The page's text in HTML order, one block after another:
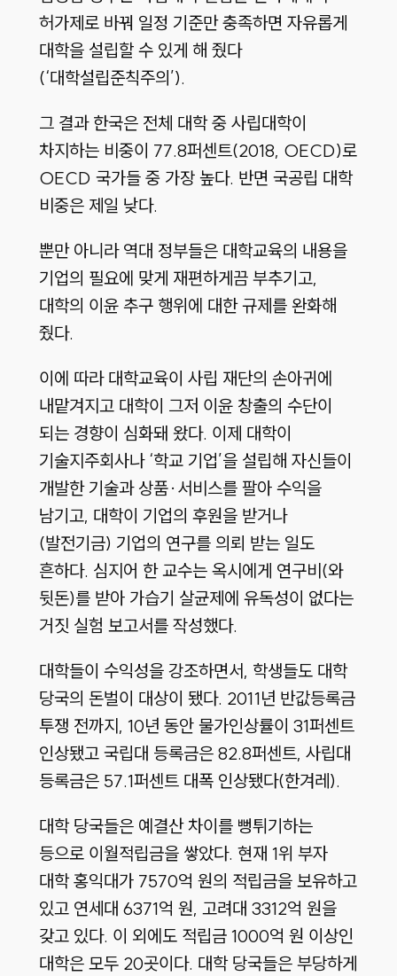
허가제로 바꿔 일정 기준만 충족하면 자유롭게
대학을 설립할 수 있게 해 줬다
(‘대학설립준칙주의’).
그 결과 한국은 전체 대학 중 사립대학이
차지하는 비중이 77.8퍼센트(2018, OECD)로
OECD 국가들 중 가장 높다. 반면 국공립 대학
비중은 제일 낮다.
뿐만 아니라 역대 정부들은 대학교육의 내용을
기업의 필요에 맞게 재편하게끔 부추기고,
대학의 이윤 추구 행위에 대한 규제를 완화해
줬다.
이에 따라 대학교육이 사립 재단의 손아귀에
내맡겨지고 대학이 그저 이윤 창출의 수단이
되는 경향이 심화돼 왔다. 이제 대학이
기술지주회사나 ‘학교 기업’을 설립해 자신들이
개발한 기술과 상품·서비스를 팔아 수익을
남기고, 대학이 기업의 후원을 받거나
(발전기금) 기업의 연구를 의뢰 받는 일도
흔하다. 심지어 한 교수는 옥시에게 연구비(와
뒷돈)를 받아 가습기 살균제에 유독성이 없다는
거짓 실험 보고서를 작성했다.
대학들이 수익성을 강조하면서, 학생들도 대학
당국의 돈벌이 대상이 됐다. 2011년 반값등록금
투쟁 전까지, 10년 동안 물가인상률이 31퍼센트
인상됐고 국립대 등록금은 82.8퍼센트, 사립대
등록금은 57.1퍼센트 대폭 인상됐다(한겨레).
대학 당국들은 예결산 차이를 뻥튀기하는
등으로 이월적립금을 쌓았다. 현재 1위 부자
대학 홍익대가 7570억 원의 적립금을 보유하고
있고 연세대 6371억 원, 고려대 3312억 원을
갖고 있다. 이 외에도 적립금 1000억 원 이상인
대학은 모두 20곳이다. 대학 당국들은 부당하게